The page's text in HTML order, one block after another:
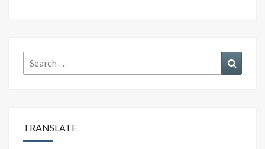
k
Search
for:
TRANSLATE